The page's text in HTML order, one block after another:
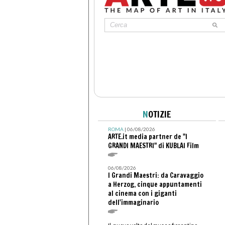
NOTIZIE
ROMA| 06/08/2026
ARTE.it media partner de "I
GRANDI MAESTRI" di KUBLAI Film
06/08/2026
I Grandi Maestri: da Caravaggio
a Herzog, cinque appuntamenti
al cinema con i giganti
dell'immaginario